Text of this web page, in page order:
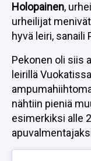
Holopainen,
urheilijat
hyvä leiri, sanaili
Pekonen oli siis
leirillä
nähtiin pieniä
esimerkiksi alle